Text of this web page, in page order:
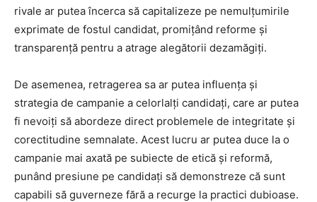
rivale ar putea încerca să capitalizeze pe nemulțumirile
exprimate de fostul candidat, promițând reforme și
transparență pentru a atrage alegătorii dezamăgiți.
De asemenea, retragerea sa ar putea influența și
strategia de campanie a celorlalți candidați, care ar putea
fi nevoiți să abordeze direct problemele de integritate și
corectitudine semnalate. Acest lucru ar putea duce la o
campanie mai axată pe subiecte de etică și reformă,
punând presiune pe candidați să demonstreze că sunt
capabili să guverneze fără a recurge la practici dubioase.